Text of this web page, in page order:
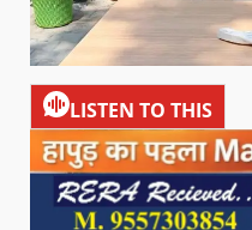
LISTEN TO THIS